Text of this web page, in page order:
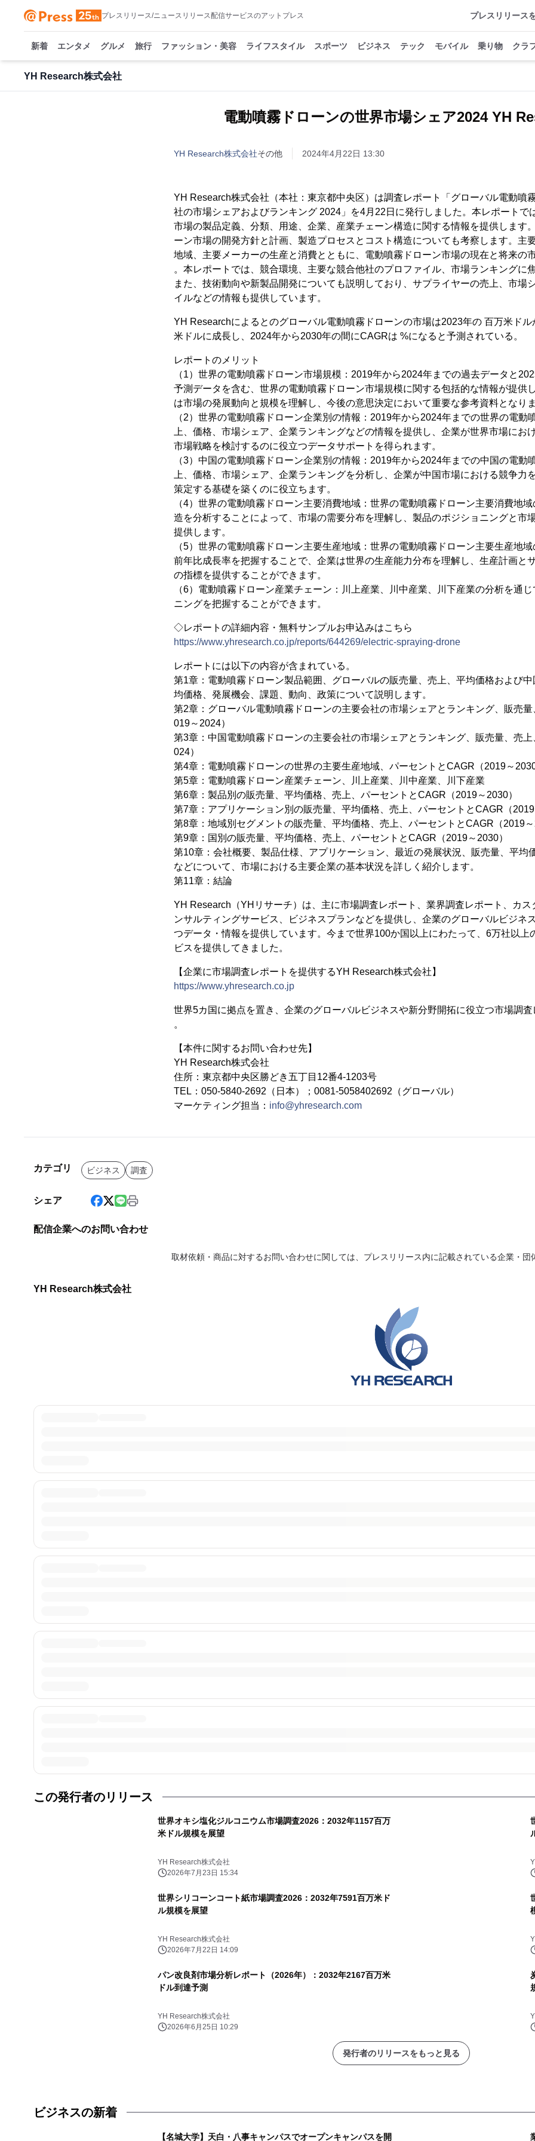
プレスリリース/ニュースリリース配信サービスのアットプレス プレスリリース
新着 エンタメ グルメ 旅行 ファッション・美容 ライフスタイル スポーツ ビジネス テック モバイル 乗り物 クラ
YH Research株式会社
電動噴霧ドローンの世界市場シェア2024 YH
YH Research株式会社その他 2024年4月22日 13:30
YH Research株式会社（本社：東京都中央区）は調査レポート「グローバル電動噴
社の市場シェアおよびランキング 2024」を4月22日に発行しました。本レポートで
市場の製品定義、分類、用途、企業、産業チェーン構造に関する情報を提供します
ーン市場の開発方針と計画、製造プロセスとコスト構造についても考察します。主
地域、主要メーカーの生産と消費とともに、電動噴霧ドローン市場の現在と将来の
。本レポートでは、競合環境、主要な競合他社のプロファイル、市場ランキングに
また、技術動向や新製品開発についても説明しており、サプライヤーの売上、市場
イルなどの情報も提供しています。
YH Researchによるとのグローバル電動噴霧ドローンの市場は2023年の 百万米ド
米ドルに成長し、2024年から2030年の間にCAGRは %になると予測されている。
レポートのメリット
（1）世界の電動噴霧ドローン市場規模：2019年から2024年までの過去データと
予測データを含む、世界の電動噴霧ドローン市場規模に関する包括的な情報が提供
は市場の発展動向と規模を理解し、今後の意思決定において重要な参考資料となりま
（2）世界の電動噴霧ドローン企業別の情報：2019年から2024年までの世界の電動
上、価格、市場シェア、企業ランキングなどの情報を提供し、企業が世界市場にお
市場戦略を検討するのに役立つデータサポートを得られます。
（3）中国の電動噴霧ドローン企業別の情報：2019年から2024年までの中国の電動
上、価格、市場シェア、企業ランキングを分析し、企業が中国市場における競争力
策定する基礎を築くのに役立ちます。
（4）世界の電動噴霧ドローン主要消費地域：世界の電動噴霧ドローン主要消費地
造を分析することによって、市場の需要分布を理解し、製品のポジショニングと市
提供します。
（5）世界の電動噴霧ドローン主要生産地域：世界の電動噴霧ドローン主要生産地域
前年比成長率を把握することで、企業は世界の生産能力分布を理解し、生産計画と
の指標を提供することができます。
（6）電動噴霧ドローン産業チェーン：川上産業、川中産業、川下産業の分析を通
ニングを把握することができます。
◇レポートの詳細内容・無料サンプルお申込みはこちら
https://www.yhresearch.co.jp/reports/644269/electric-spraying-drone
レポートには以下の内容が含まれている。
第1章：電動噴霧ドローン製品範囲、グローバルの販売量、売上、平均価格および
均価格、発展機会、課題、動向、政策について説明します。
第2章：グローバル電動噴霧ドローンの主要会社の市場シェアとランキング、販売
019～2024）
第3章：中国電動噴霧ドローンの主要会社の市場シェアとランキング、販売量、売
024）
第4章：電動噴霧ドローンの世界の主要生産地域、パーセントとCAGR（2019～2030
第5章：電動噴霧ドローン産業チェーン、川上産業、川中産業、川下産業
第6章：製品別の販売量、平均価格、売上、パーセントとCAGR（2019～2030）
第7章：アプリケーション別の販売量、平均価格、売上、パーセントとCAGR（2019
第8章：地域別セグメントの販売量、平均価格、売上、パーセントとCAGR（2019～
第9章：国別の販売量、平均価格、売上、パーセントとCAGR（2019～2030）
第10章：会社概要、製品仕様、アプリケーション、最近の発展状況、販売量、平均
などについて、市場における主要企業の基本状況を詳しく紹介します。
第11章：結論
YH Research（YHリサーチ）は、主に市場調査レポート、業界調査レポート、カス
ンサルティングサービス、ビジネスプランなどを提供し、企業のグローバルビジネ
つデータ・情報を提供しています。今まで世界100か国以上にわたって、6万社以上
ビスを提供してきました。
【企業に市場調査レポートを提供するYH Research株式会社】
https://www.yhresearch.co.jp
世界5カ国に拠点を置き、企業のグローバルビジネスや新分野開拓に役立つ市場調
。
【本件に関するお問い合わせ先】
YH Research株式会社
住所：東京都中央区勝どき五丁目12番4-1203号
TEL：050-5840-2692（日本）；0081-5058402692（グローバル）
マーケティング担当： info@yhresearch.com
カテゴリ ビジネス 調査
シェア
配信企業へのお問い合わせ
取材依頼・商品に対するお問い合わせに関しては、プレスリリース内に記載されている企業・団
YH Research株式会社
この発行者のリリース
世界オキシ塩化ジルコニウム市場調査2026：2032年1157百万
米ドル規模を展望
YH Research株式会社
2026年7月23日 15:34
世界シリコーンコート紙市場調査2026：2032年7591百万米ド
ル規模を展望
YH Research株式会社
2026年7月22日 14:09
パン改良剤市場分析レポート（2026年）：2032年2167百万米
ドル到達予測
YH Research株式会社
2026年6月25日 10:29
発行者のリリースをもっと見る
ビジネスの新着
【名城大学】天白・八事キャンパスでオープンキャンパスを開